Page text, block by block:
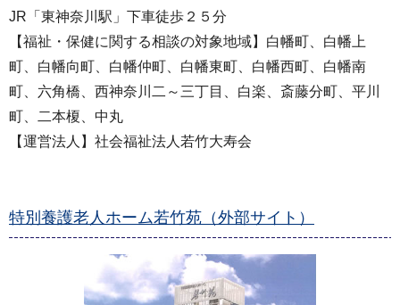
JR「東神奈川駅」下車徒歩２５分
【福祉・保健に関する相談の対象地域】白幡町、白幡上
町、白幡向町、白幡仲町、白幡東町、白幡西町、白幡南
町、六角橋、西神奈川二～三丁目、白楽、斎藤分町、平川
町、二本榎、中丸
【運営法人】社会福祉法人若竹大寿会
特別養護老人ホーム若竹苑（外部サイト）